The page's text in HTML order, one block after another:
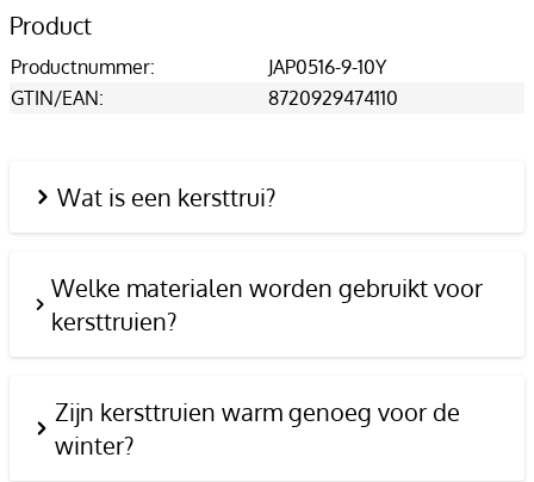
Product
Productnummer:
JAP0516-9-10Y
GTIN/EAN:
8720929474110
Wat is een kersttrui?
Welke materialen worden gebruikt voor
kersttruien?
Zijn kersttruien warm genoeg voor de
winter?